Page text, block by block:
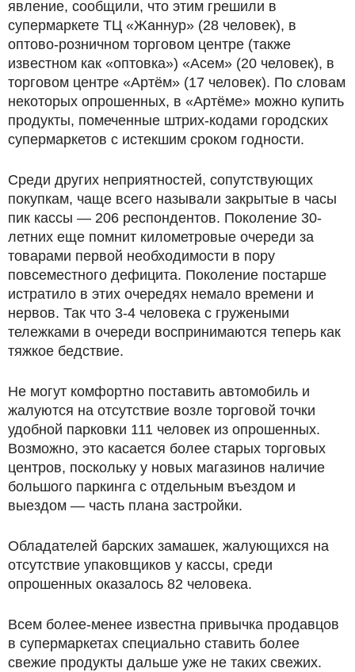
явление, сообщили, что этим грешили в
супермаркете ТЦ «Жаннур» (28 человек), в
оптово-розничном торговом центре (также
известном как «оптовка») «Асем» (20 человек), в
торговом центре «Артём» (17 человек). По словам
некоторых опрошенных, в «Артёме» можно купить
продукты, помеченные штрих-кодами городских
супермаркетов с истекшим сроком годности.
Среди других неприятностей, сопутствующих
покупкам, чаще всего называли закрытые в часы
пик кассы — 206 респондентов. Поколение 30-
летних еще помнит километровые очереди за
товарами первой необходимости в пору
повсеместного дефицита. Поколение постарше
истратило в этих очередях немало времени и
нервов. Так что 3-4 человека с гружеными
тележками в очереди воспринимаются теперь как
тяжкое бедствие.
Не могут комфортно поставить автомобиль и
жалуются на отсутствие возле торговой точки
удобной парковки 111 человек из опрошенных.
Возможно, это касается более старых торговых
центров, поскольку у новых магазинов наличие
большого паркинга с отдельным въездом и
выездом — часть плана застройки.
Обладателей барских замашек, жалующихся на
отсутствие упаковщиков у кассы, среди
опрошенных оказалось 82 человека.
Всем более-менее известна привычка продавцов
в супермаркетах специально ставить более
свежие продукты дальше уже не таких свежих.